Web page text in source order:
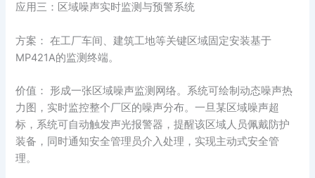
应用三：区域噪声实时监测与预警系统
方案： 在工厂车间、建筑工地等关键区域固定安装基于
MP421A的监测终端。
价值： 形成一张区域噪声监测网络。系统可绘制动态噪声热
力图，实时监控整个厂区的噪声分布。一旦某区域噪声超
标，系统可自动触发声光报警器，提醒该区域人员佩戴防护
装备，同时通知安全管理员介入处理，实现主动式安全管
理。